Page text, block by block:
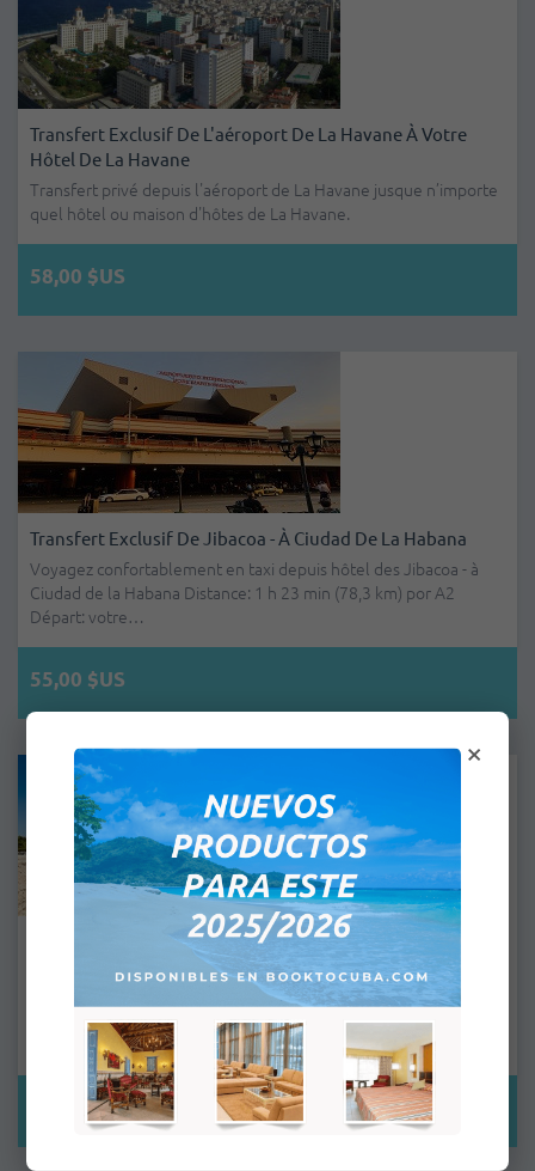
Transfert Exclusif De L'aéroport De La Havane À Votre
Hôtel De La Havane
Transfert privé depuis l'aéroport de La Havane jusque n’importe
quel hôtel ou maison d'hôtes de La Havane.
58,00 $US
Transfert Exclusif De Jibacoa - À Ciudad De La Habana
Voyagez confortablement en taxi depuis hôtel des Jibacoa - à
Ciudad de la Habana Distance: 1 h 23 min (78,3 km) por A2
Départ: votre…
55,00 $US
Transfert Exclusif De Playas Del Este À La Ville De La
Voyagez confortablement en taxi depuis hôtel des Plages de
l'Est de La Havane à la ville de La Havane Distance: 50 minutes
de route e…
36,00 $US
×